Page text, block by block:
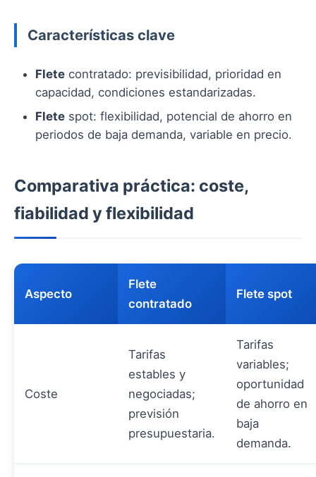
Características clave
Flete contratado: previsibilidad, prioridad en
capacidad, condiciones estandarizadas.
Flete spot: flexibilidad, potencial de ahorro en
periodos de baja demanda, variable en precio.
Comparativa práctica: coste,
fiabilidad y flexibilidad
Aspecto
Flete
contratado
Flete spot
Coste
Tarifas
estables y
negociadas;
previsión
presupuestaria.
Tarifas
variables;
oportunidad
de ahorro en
baja
demanda.